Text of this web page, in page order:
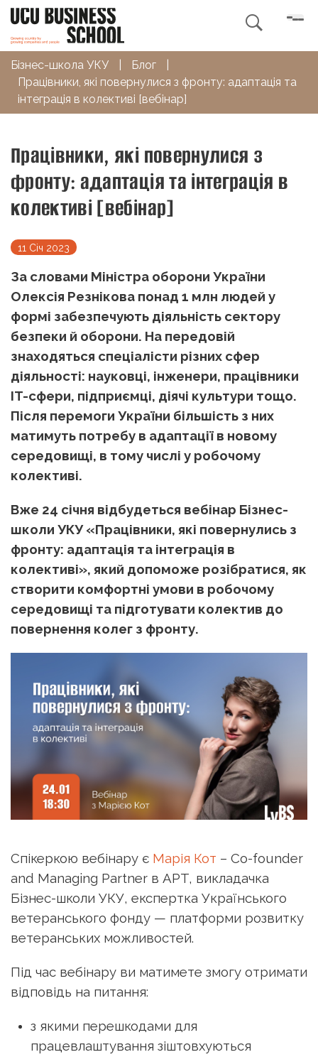

Бізнес-школа УКУ Блог
Працівники, які повернулися з фронту: адаптація та
інтеграція в колективі [вебінар]
Працівники, які повернулися з
фронту: адаптація та інтеграція в
колективі [вебінар]
11 Січ 2023
За словами Міністра оборони України
Олексія Резнікова понад 1 млн людей у
формі забезпечують діяльність сектору
безпеки й оборони. На передовій
знаходяться спеціалісти різних сфер
діяльності: науковці, інженери, працівники
IT-сфери, підприємці, діячі культури тощо.
Після перемоги України більшість з них
матимуть потребу в адаптації в новому
середовищі, в тому числі у робочому
колективі.
Вже 24 січня відбудеться вебінар Бізнес-
школи УКУ «Працівники, які повернулись з
фронту: адаптація та інтеграція в
колективі», який допоможе розібратися, як
створити комфортні умови в робочому
середовищі та підготувати колектив до
повернення колег з фронту.
Спікеркою вебінару є Марія Кот – Co-founder
and Managing Partner в APT, викладачка
Бізнес-школи УКУ, експертка Українського
ветеранського фонду — платформи розвитку
ветеранських можливостей.
Під час вебінару ви матимете змогу отримати
відповідь на питання:
з якими перешкодами для
працевлаштування зіштовхуються